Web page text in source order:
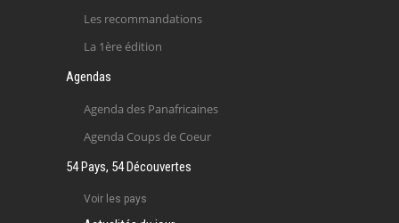
Les recommandations
La 1ère édition
Agendas
Agenda des Panafricaines
Agenda Coups de Coeur
54 Pays, 54 Découvertes
Voir les pays